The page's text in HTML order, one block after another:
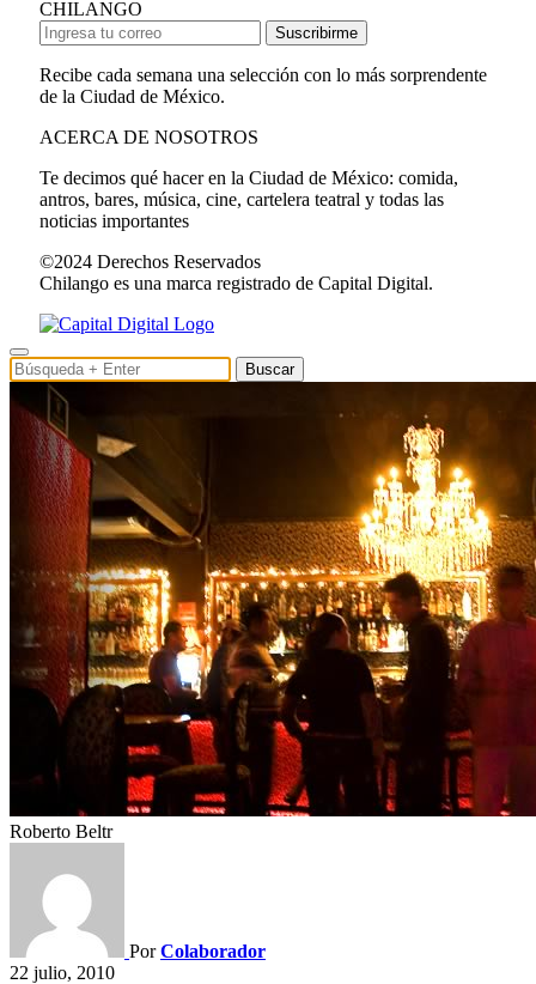
CHILANGO
Suscribirme
Recibe cada semana una selección con lo más sorprendente
de la Ciudad de México.
ACERCA DE NOSOTROS
Te decimos qué hacer en la Ciudad de México: comida,
antros, bares, música, cine, cartelera teatral y todas las
noticias importantes
©2024 Derechos Reservados
Chilango es una marca registrado de Capital Digital.
Buscar
Roberto Beltr
PorColaborador
22 julio, 2010